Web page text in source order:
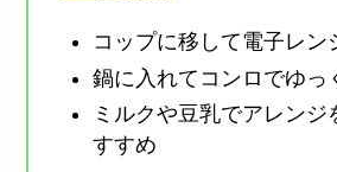
コップに移して電子レン
鍋に入れてコンロでゆっ
ミルクや豆乳でアレンジ
すすめ